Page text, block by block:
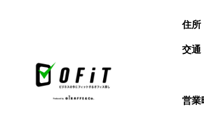
住所
交通
営業